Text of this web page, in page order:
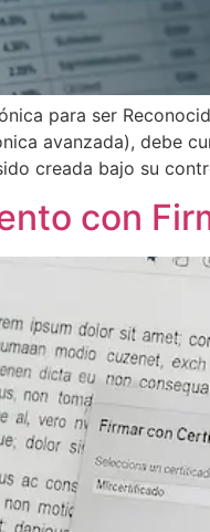
para ser
avanzada), debe
creada bajo su
con